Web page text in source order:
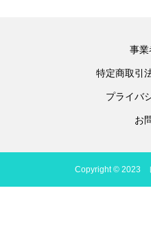
事業
特定商取引
プライバ
お
Copyright © 2023